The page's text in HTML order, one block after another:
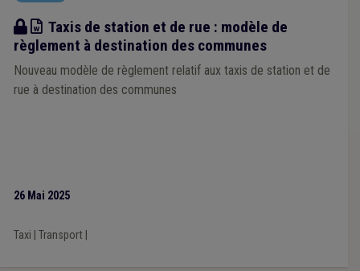
Modèle
Taxis de station et de rue : modèle de
règlement à destination des communes
Nouveau modèle de règlement relatif aux taxis de station et de
rue à destination des communes
26 Mai 2025
Taxi Transport|